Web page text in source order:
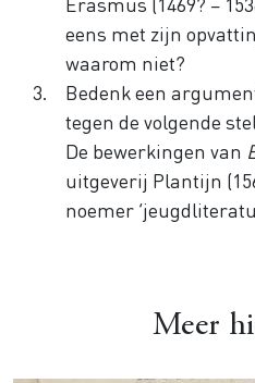
eens met zijn
waarom niet?
Bedenk een
tegen de volgende
De bewerkingen van
uitgeverij Plantijn
noemer
Meer